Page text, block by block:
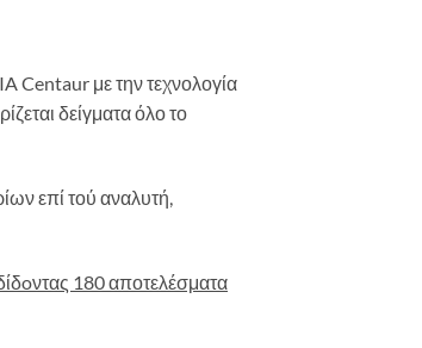
Centaur με την τεχνολογία
δείγματα όλο το
επί τού αναλυτή,
180 αποτελέσματα